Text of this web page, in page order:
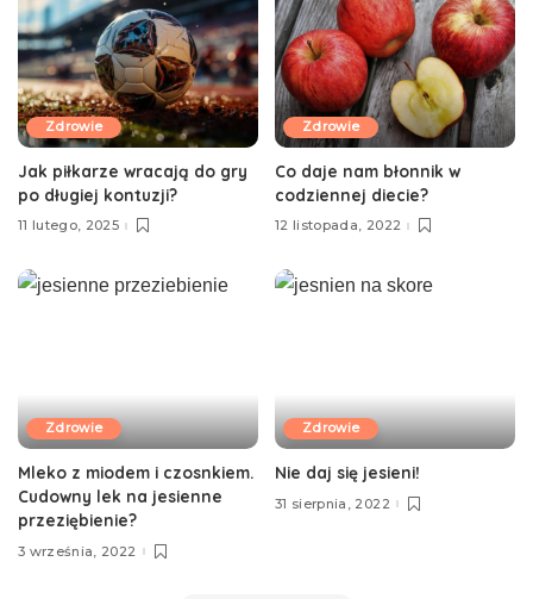
Zdrowie
Jak piłkarze wracają do gry
po długiej kontuzji?
11 lutego, 2025
Zdrowie
Co daje nam błonnik w
codziennej diecie?
12 listopada, 2022
Zdrowie
Mleko z miodem i czosnkiem.
Cudowny lek na jesienne
przeziębienie?
3 września, 2022
Zdrowie
Nie daj się jesieni!
31 sierpnia, 2022